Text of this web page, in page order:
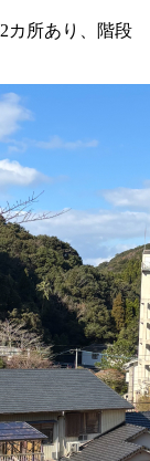
カ所あり、階段